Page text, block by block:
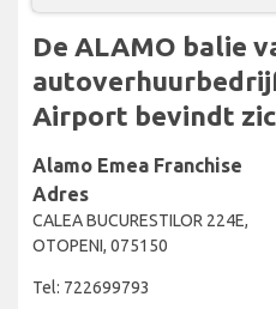
De ALAMO balie
Airport bevindt
Alamo Emea Franchise
Adres
CALEA BUCURESTILOR 224E,
OTOPENI, 075150
Tel: 722699793